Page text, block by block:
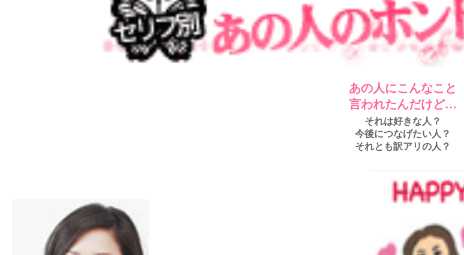
あの人にこんなこと
言われたんだけど…
それは好きな人？
今後につなげたい人？
それとも訳アリの人？